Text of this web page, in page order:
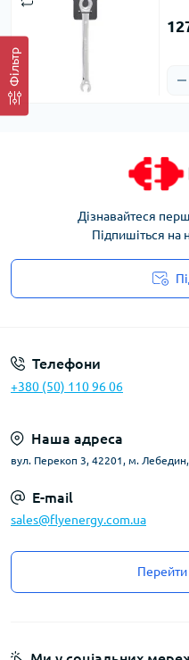
Фільтр
Дізнавайтеся
Підпишіться на
Телефони
+380 (50) 110 96 06
Наша адреса
вул. Перекоп 3, 42201, м. Лебедин,
E-mail
sales@flyenergy.com.ua
Перейти